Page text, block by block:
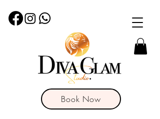
Book Now